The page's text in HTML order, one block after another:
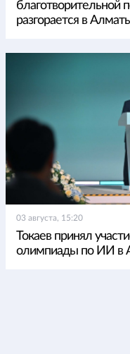
благотворительной
разгорается в
03 августа, 15:20
Токаев принял
олимпиады по ИИ в